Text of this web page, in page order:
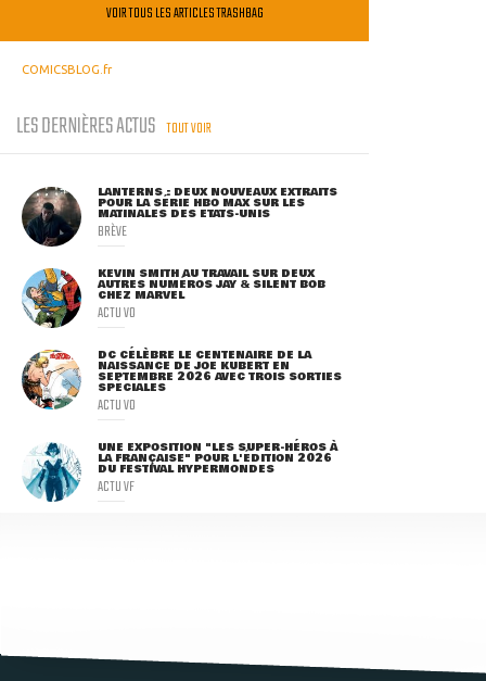
VOIR TOUS LES ARTICLES TRASHBAG
COMICSBLOG.fr
LES DERNIÈRES ACTUS TOUT VOIR
LANTERNS : DEUX NOUVEAUX EXTRAITS
POUR LA SÉRIE HBO MAX SUR LES
MATINALES DES ETATS-UNIS
BRÈVE
KEVIN SMITH AU TRAVAIL SUR DEUX
AUTRES NUMÉROS JAY & SILENT BOB
CHEZ MARVEL
ACTU VO
DC CÉLÈBRE LE CENTENAIRE DE LA
NAISSANCE DE JOE KUBERT EN
SEPTEMBRE 2026 AVEC TROIS SORTIES
SPÉCIALES
ACTU VO
UNE EXPOSITION "LES SUPER-HÉROS À
LA FRANÇAISE" POUR L'ÉDITION 2026
DU FESTIVAL HYPERMONDES
ACTU VF